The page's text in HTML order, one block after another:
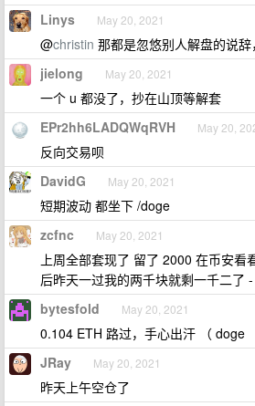
Linys May 20, 2021
@christin 那都是忽悠别人解盘的说
jielong May 20, 2021
一个 u 都没了，抄在山顶等解套
EPr2hh6LADQWqRVH May 20,
反向交易呗
DavidG May 20, 2021
短期波动 都坐下 /doge
zcfnc May 20, 2021
上周全部套现了 留了 2000 在币安看
后昨天一过我的两千块就剩一千二了
bytesfold May 20, 2021
0.104 ETH 路过，手心出汗 （ doge
JRay May 20, 2021
昨天上午空仓了